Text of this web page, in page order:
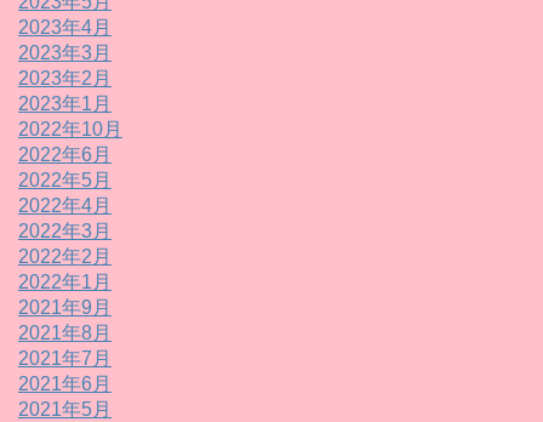
2023年4月
2023年3月
2023年2月
2023年1月
2022年10月
2022年6月
2022年5月
2022年4月
2022年3月
2022年2月
2022年1月
2021年9月
2021年8月
2021年7月
2021年6月
2021年5月